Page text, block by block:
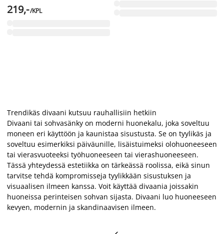
219,-/KPL
Trendikäs divaani kutsuu rauhallisiin hetkiin
Divaani tai sohvasänky on moderni huonekalu, joka soveltuu
moneen eri käyttöön ja kaunistaa sisustusta. Se on tyylikäs ja
soveltuu esimerkiksi päiväunille, lisäistuimeksi olohuoneeseen
tai vierasvuoteeksi työhuoneeseen tai vierashuoneeseen.
Tässä yhteydessä estetiikka on tärkeässä roolissa, eikä sinun
tarvitse tehdä kompromisseja tyylikkään sisustuksen ja
visuaalisen ilmeen kanssa. Voit käyttää divaania joissakin
huoneissa perinteisen sohvan sijasta. Divaani luo huoneeseen
kevyen, modernin ja skandinaavisen ilmeen.